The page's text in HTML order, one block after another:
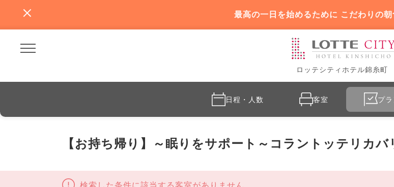
最高の一日を始めるために こだわりの
ロッテシティホテル錦糸町
日程・人数 客室 プラ
【お持ち帰り】～眠りをサポート～コラントッテリカ
検索した条件に該当する客室がありません